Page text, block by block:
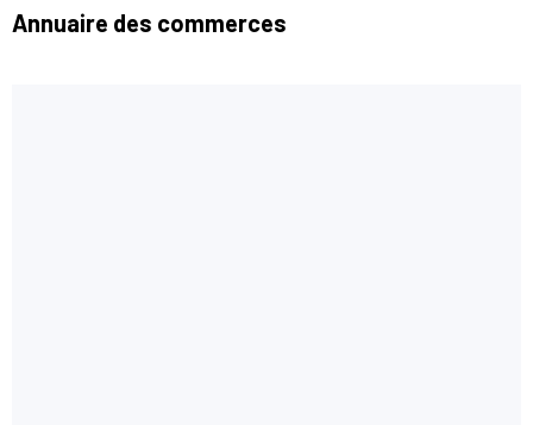
Annuaire des commerces